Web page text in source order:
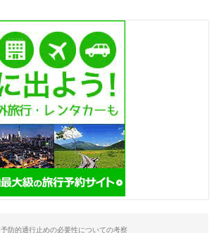
予防的通行止めの必要性についての考察